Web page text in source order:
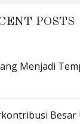
POSTS
Menjadi
Besar